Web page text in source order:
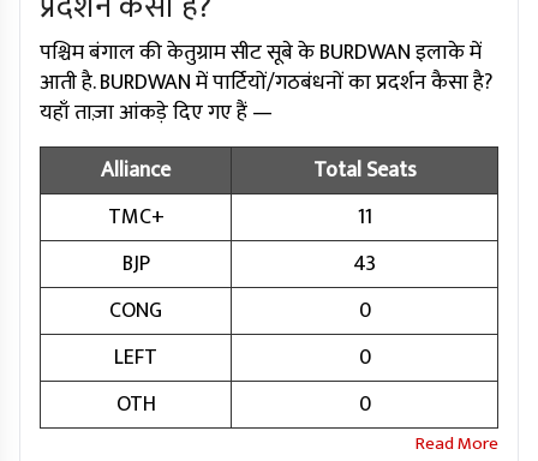
पश्चिम बंगाल की केतुग्राम सीट सूबे के BURDWAN इलाके में
आती है. BURDWAN में पार्टियों/गठबंधनों का प्रदर्शन कैसा है?
यहाँ ताज़ा आंकड़े दिए गए हैं —
Alliance
Total Seats
TMC+
11
BJP
43
CONG
0
LEFT
0
OTH
0